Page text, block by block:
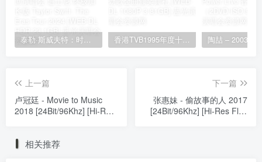
泰勒·斯威夫特：时代巡回演唱会 迪士尼·终极加长版 Taylor Swift: The Eras Tour 2024 [WEB-DL HDR 23.1GB] 香港TVB1995年度十大劲歌金曲颁奖典礼 [WEB-DL 1080P 3.81GB]
上一篇
卢冠廷 - Movie to Music
2018 [24Bit/96Khz] [Hi-Res
下一篇
张惠妹 - 偷故事的人 2017
[24Bit/96Khz] [Hi-Res Flac
相关推荐